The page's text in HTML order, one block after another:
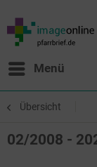
Menü
Übersicht
02/2008 -